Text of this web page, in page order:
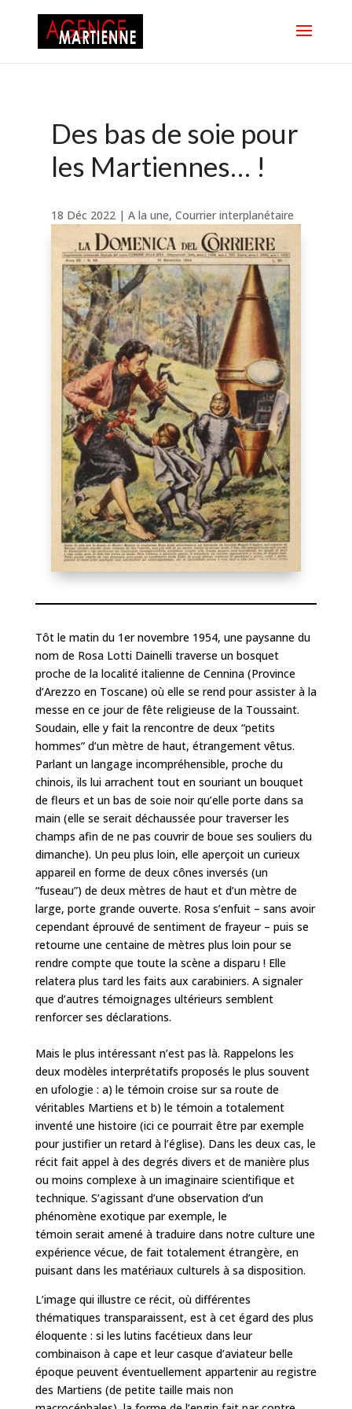
Des bas de soie pour
les Martiennes… !
18 Déc 2022| A la une, Courrier interplanétaire
Tôt le matin du 1er novembre 1954, une paysanne du
nom de Rosa Lotti Dainelli traverse un bosquet
proche de la localité italienne de Cennina (Province
d’Arezzo en Toscane) où elle se rend pour assister à la
messe en ce jour de fête religieuse de la Toussaint.
Soudain, elle y fait la rencontre de deux “petits
hommes” d’un mètre de haut, étrangement vêtus.
Parlant un langage incompréhensible, proche du
chinois, ils lui arrachent tout en souriant un bouquet
de fleurs et un bas de soie noir qu’elle porte dans sa
main (elle se serait déchaussée pour traverser les
champs afin de ne pas couvrir de boue ses souliers du
dimanche). Un peu plus loin, elle aperçoit un curieux
appareil en forme de deux cônes inversés (un
“fuseau”) de deux mètres de haut et d’un mètre de
large, porte grande ouverte. Rosa s’enfuit – sans avoir
cependant éprouvé de sentiment de frayeur – puis se
retourne une centaine de mètres plus loin pour se
rendre compte que toute la scène a disparu ! Elle
relatera plus tard les faits aux carabiniers. A signaler
que d’autres témoignages ultérieurs semblent
renforcer ses déclarations.
Mais le plus intéressant n’est pas là. Rappelons les
deux modèles interprétatifs proposés le plus souvent
en ufologie : a) le témoin croise sur sa route de
véritables Martiens et b) le témoin a totalement
inventé une histoire (ici ce pourrait être par exemple
pour justifier un retard à l’église). Dans les deux cas, le
récit fait appel à des degrés divers et de manière plus
ou moins complexe à un imaginaire scientifique et
technique. S’agissant d’une observation d’un
phénomène exotique par exemple, le
témoin serait amené à traduire dans notre culture une
expérience vécue, de fait totalement étrangère, en
puisant dans les matériaux culturels à sa disposition.
L’image qui illustre ce récit, où différentes
thématiques transparaissent, est à cet égard des plus
éloquente : si les lutins facétieux dans leur
combinaison à cape et leur casque d’aviateur belle
époque peuvent éventuellement appartenir au registre
des Martiens (de petite taille mais non